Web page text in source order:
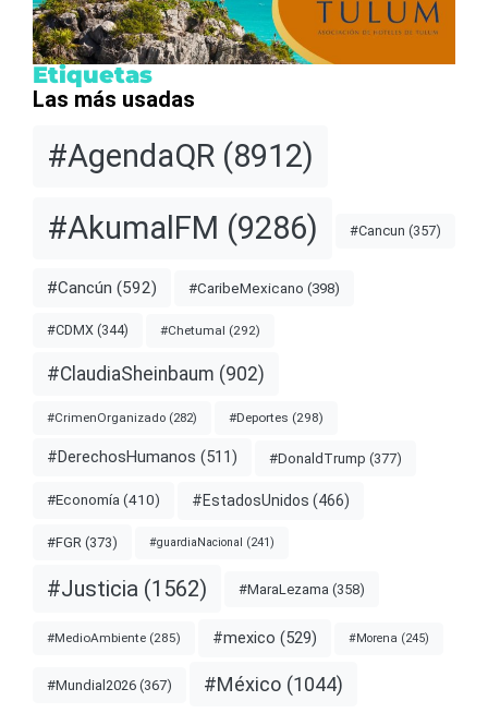
Etiquetas
Las más usadas
#AgendaQR (8912)
#AkumalFM (9286) #Cancun (357)
#Cancún (592) #CaribeMexicano (398)
#CDMX (344) #Chetumal (292)
#ClaudiaSheinbaum (902)
#CrimenOrganizado (282) #Deportes (298)
#DerechosHumanos (511) #DonaldTrump (377)
#Economía (410) #EstadosUnidos (466)
#FGR (373) #guardiaNacional (241)
#Justicia (1562) #MaraLezama (358)
#MedioAmbiente (285) #mexico (529) #Morena (245)
#Mundial2026 (367) #México (1044)